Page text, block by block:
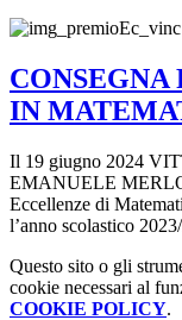
IN
Il 19 giugno 2024
EMANUELE
Eccellenze di
l’anno scolastico
Questo sito o gli
cookie necessari al
COOKIE POLICY.